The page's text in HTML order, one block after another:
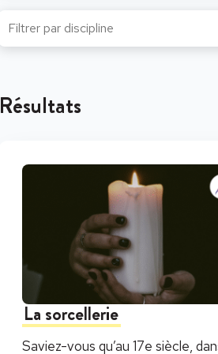
Résultats
La sorcellerie
Saviez-vous qu’au 17e siècle,